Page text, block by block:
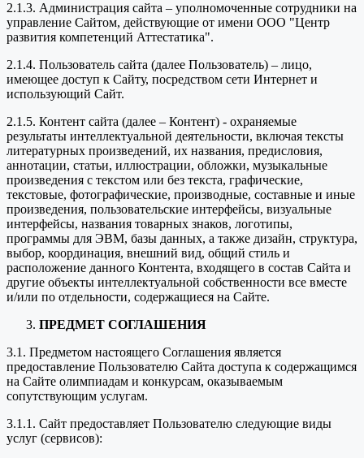
2.1.3. Администрация сайта – уполномоченные сотрудники на
управление Сайтом, действующие от имени ООО "Центр
развития компетенций Аттестатика".
2.1.4. Пользователь сайта (далее Пользователь) – лицо,
имеющее доступ к Сайту, посредством сети Интернет и
использующий Сайт.
2.1.5. Контент сайта (далее – Контент) - охраняемые
результаты интеллектуальной деятельности, включая тексты
литературных произведений, их названия, предисловия,
аннотации, статьи, иллюстрации, обложки, музыкальные
произведения с текстом или без текста, графические,
текстовые, фотографические, производные, составные и иные
произведения, пользовательские интерфейсы, визуальные
интерфейсы, названия товарных знаков, логотипы,
программы для ЭВМ, базы данных, а также дизайн, структура,
выбор, координация, внешний вид, общий стиль и
расположение данного Контента, входящего в состав Сайта и
другие объекты интеллектуальной собственности все вместе
и/или по отдельности, содержащиеся на Сайте.
ПРЕДМЕТ СОГЛАШЕНИЯ
3.1. Предметом настоящего Соглашения является
предоставление Пользователю Сайта доступа к содержащимся
на Сайте олимпиадам и конкурсам, оказываемым
сопутствующим услугам.
3.1.1. Сайт предоставляет Пользователю следующие виды
услуг (сервисов):